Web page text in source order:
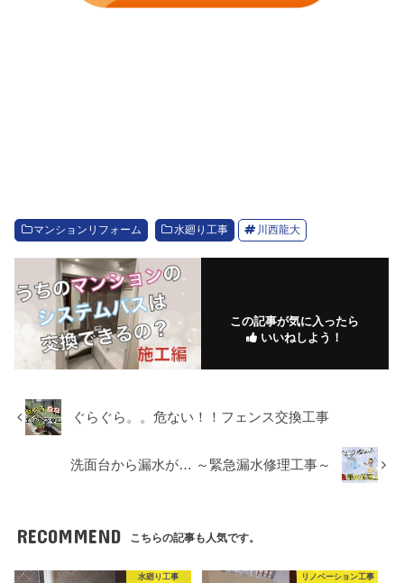
マンションリフォーム 水廻り工事 川西龍大
この記事が気に入ったら
いいねしよう！
ぐらぐら。。危ない！！フェンス交換工事
洗面台から漏水が… ～緊急漏水修理工事～
RECOMMEND こちらの記事も人気です。
水廻り工事 リノベーション工事